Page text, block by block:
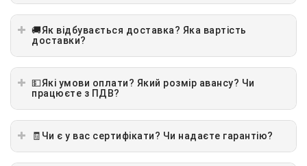
🚚Як відбувається доставка? Яка вартість
доставки?
💵Які умови оплати? Який розмір авансу? Чи
працюєте з ПДВ?
🧾Чи є у вас сертифікати? Чи надаєте гарантію?